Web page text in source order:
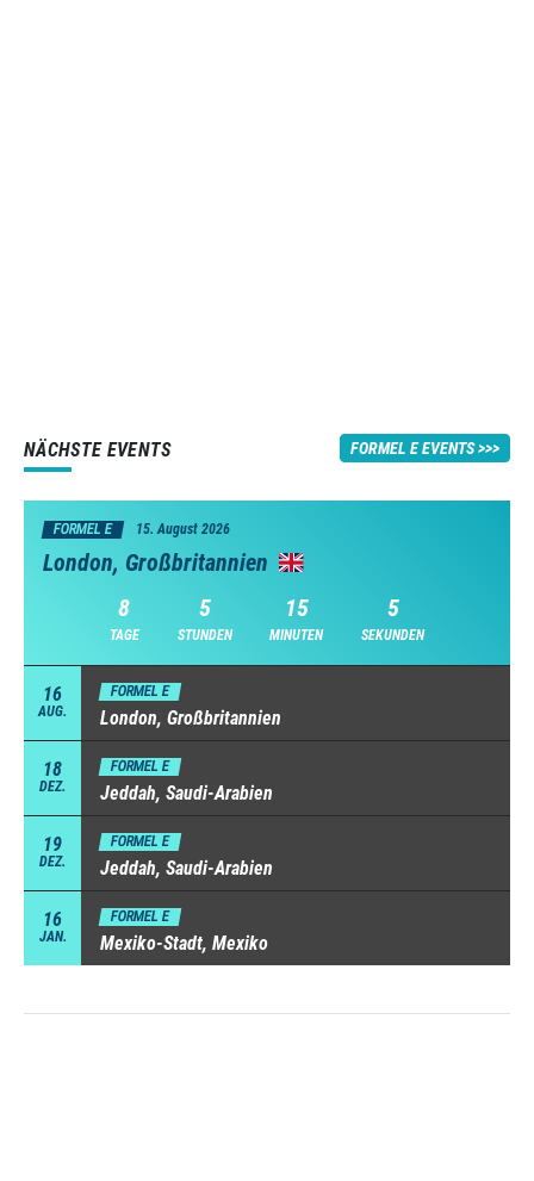
NÄCHSTE EVENTS FORMEL E EVENTS
FORMEL E 15. August 2026
London, Großbritannien
8
TAGE
5
STUNDEN
15
MINUTEN
4
SEKUNDEN
16
AUG.
FORMEL E
London, Großbritannien
18
DEZ.
FORMEL E
Jeddah, Saudi-Arabien
19
DEZ.
FORMEL E
Jeddah, Saudi-Arabien
16
JAN.
FORMEL E
Mexiko-Stadt, Mexiko